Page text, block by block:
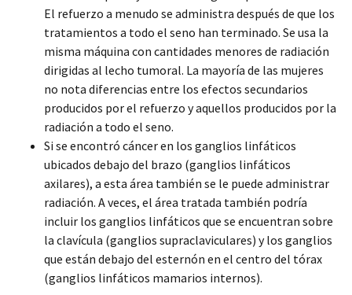
El refuerzo a menudo se administra después de que los
tratamientos a todo el seno han terminado. Se usa la
misma máquina con cantidades menores de radiación
dirigidas al lecho tumoral. La mayoría de las mujeres
no nota diferencias entre los efectos secundarios
producidos por el refuerzo y aquellos producidos por la
radiación a todo el seno.
Si se encontró cáncer en los ganglios linfáticos
ubicados debajo del brazo (ganglios linfáticos
axilares), a esta área también se le puede administrar
radiación. A veces, el área tratada también podría
incluir los ganglios linfáticos que se encuentran sobre
la clavícula (ganglios supraclaviculares) y los ganglios
que están debajo del esternón en el centro del tórax
(ganglios linfáticos mamarios internos).